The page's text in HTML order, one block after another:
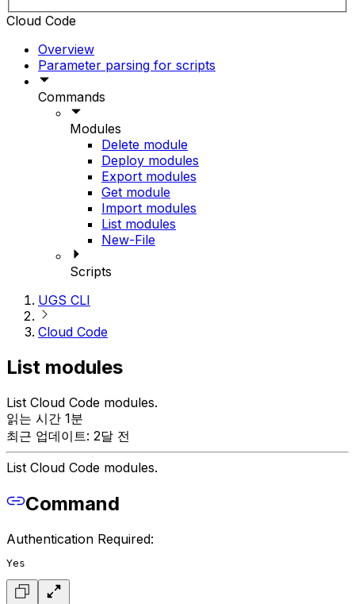
Cloud Code
Overview
Parameter parsing for scripts
Commands
Modules
Delete module
Deploy modules
Export modules
Get module
Import modules
List modules
New-File
Scripts
UGS CLI
Cloud Code
List modules
List Cloud Code modules.
읽는 시간 1분
최근 업데이트: 2달 전
List Cloud Code modules.
Command
Authentication Required:
Yes